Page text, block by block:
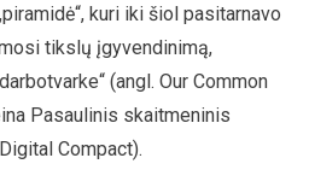
kuri iki šiol pasitarnavo
tikslų įgyvendinimą,
(angl. Our Common
Pasaulinis skaitmeninis
Compact).